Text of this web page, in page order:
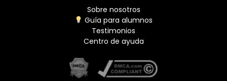
Sobre nosotros
Guía para alumnos
Testimonios
Centro de ayuda